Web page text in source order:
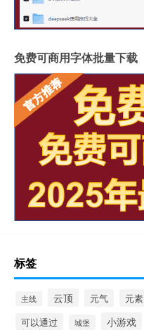
免费可商用字体批量下载
标签
主线 云顶 元气 元素
可以通过
城堡 小游戏